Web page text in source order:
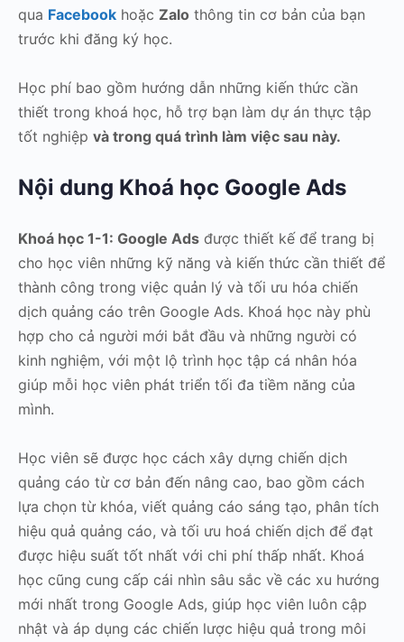
qua Facebook hoặc Zalo thông tin cơ bản của bạn
trước khi đăng ký học.
Học phí bao gồm hướng dẫn những kiến thức cần
thiết trong khoá học, hỗ trợ bạn làm dự án thực tập
tốt nghiệp và trong quá trình làm việc sau này.
Nội dung Khoá học Google Ads
Khoá học 1-1: Google Ads được thiết kế để trang bị
cho học viên những kỹ năng và kiến thức cần thiết để
thành công trong việc quản lý và tối ưu hóa chiến
dịch quảng cáo trên Google Ads. Khoá học này phù
hợp cho cả người mới bắt đầu và những người có
kinh nghiệm, với một lộ trình học tập cá nhân hóa
giúp mỗi học viên phát triển tối đa tiềm năng của
mình.
Học viên sẽ được học cách xây dựng chiến dịch
quảng cáo từ cơ bản đến nâng cao, bao gồm cách
lựa chọn từ khóa, viết quảng cáo sáng tạo, phân tích
hiệu quả quảng cáo, và tối ưu hoá chiến dịch để đạt
được hiệu suất tốt nhất với chi phí thấp nhất. Khoá
học cũng cung cấp cái nhìn sâu sắc về các xu hướng
mới nhất trong Google Ads, giúp học viên luôn cập
nhật và áp dụng các chiến lược hiệu quả trong môi